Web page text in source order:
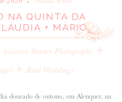
BLOG
INSPIRAÇÃO
ME AQUI!
RECOMENDADOS
NA QUINTA DA
+ MÁRIO
Gustavo Simões Photography +
+ Real Weddings
dourado de outono, em Alenquer, na